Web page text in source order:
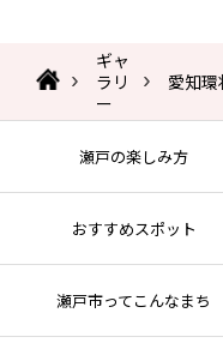
ギャ
ラリ
ー
愛知
瀬戸の楽しみ方
おすすめスポット
瀬戸市ってこんなまち